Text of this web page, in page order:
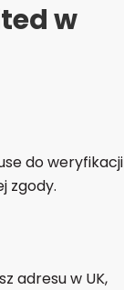
w
do weryfikacji
zgody.
adresu w UK,